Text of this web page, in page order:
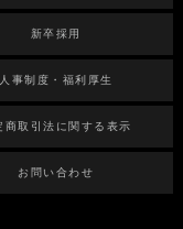
新卒採用
人事制度・福利厚生
商取引法に関する表示
お問い合わせ